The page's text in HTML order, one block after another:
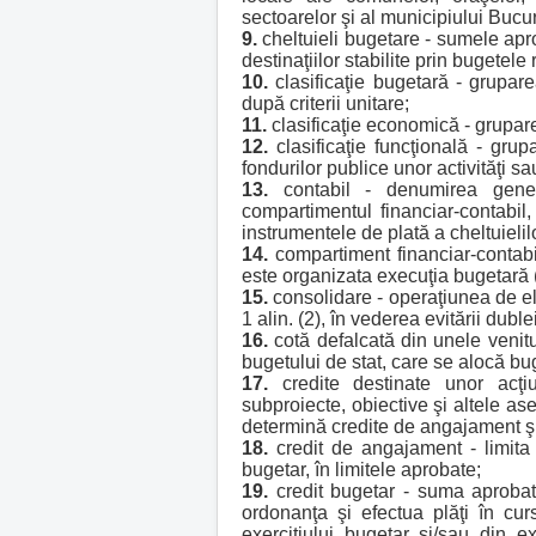
sectoarelor şi al municipiului
9. cheltuieli bugetare - sumele
destinaţiilor stabilite prin bugetele
10. clasificaţie bugetară -
după criterii unitare;
11. clasificaţie economică -
12. clasificaţie funcţională -
fondurilor publice unor activităţi
13. contabil - denumirea
compartimentul financiar-
instrumentele de plată a
14. compartiment financiar-
este organizata execuţia
15. consolidare - operaţiunea de
1 alin. (2), în vederea evitării
16. cotă defalcată din unele
bugetului de stat, care se alocă
17. credite destinate unor
subproiecte, obiective şi altele
determină credite de angajament
18. credit de angajament -
bugetar, în limitele aprobate;
19. credit bugetar - suma
ordonanţa şi efectua plăţi în